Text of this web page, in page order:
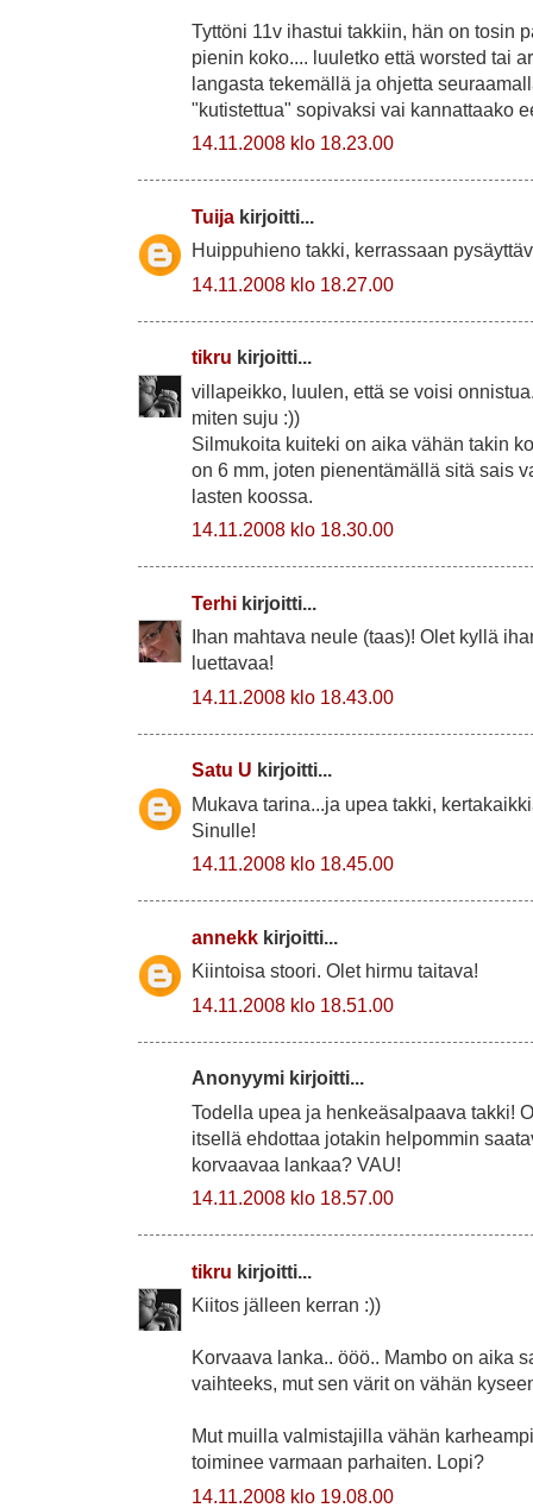
Tyttöni 11v ihastui takkiin, hän on tosin
pienin koko.... luuletko että worsted tai
langasta tekemällä ja ohjetta
"kutistettua" sopivaksi vai kannattaako
14.11.2008 klo 18.23.00
Tuija kirjoitti...
Huippuhieno takki, kerrassaan
14.11.2008 klo 18.27.00
tikru kirjoitti...
villapeikko, luulen, että se voisi
miten suju :))
Silmukoita kuiteki on aika vähän takin
on 6 mm, joten pienentämällä sitä sais
lasten koossa.
14.11.2008 klo 18.30.00
Terhi kirjoitti...
Ihan mahtava neule (taas)! Olet kyllä
luettavaa!
14.11.2008 klo 18.43.00
Satu U kirjoitti...
Mukava tarina...ja upea takki,
Sinulle!
14.11.2008 klo 18.45.00
annekk kirjoitti...
Kiintoisa stoori. Olet hirmu taitava!
14.11.2008 klo 18.51.00
Anonyymi kirjoitti...
Todella upea ja henkeäsalpaava takki!
itsellä ehdottaa jotakin helpommin
korvaavaa lankaa? VAU!
14.11.2008 klo 18.57.00
tikru kirjoitti...
Kiitos jälleen kerran :))
Korvaava lanka.. ööö.. Mambo on aika
vaihteeks, mut sen värit on vähän
Mut muilla valmistajilla vähän
toiminee varmaan parhaiten. Lopi?
14.11.2008 klo 19.08.00